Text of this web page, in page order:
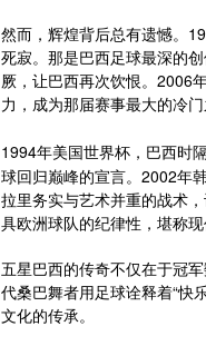
然而，辉煌背后总有遗憾。
死寂。那是巴西足球最深的
厥，让巴西再次饮恨。2006
力，成为那届赛事最大的冷门
1994年美国世界杯，巴西时
球回归巅峰的宣言。2002年
拉里务实与艺术并重的战术
具欧洲球队的纪律性，堪称现
五星巴西的传奇不仅在于冠
代桑巴舞者用足球诠释着“快
文化的传承。